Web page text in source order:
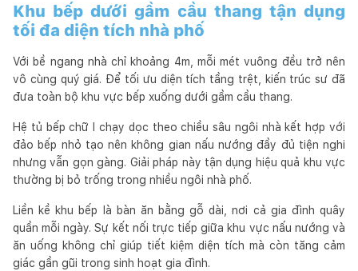
Khu bếp dưới gầm cầu thang tận dụng
tối đa diện tích nhà phố
Với bề ngang nhà chỉ khoảng 4m, mỗi mét vuông đều trở nên
vô cùng quý giá. Để tối ưu diện tích tầng trệt, kiến trúc sư đã
đưa toàn bộ khu vực bếp xuống dưới gầm cầu thang.
Hệ tủ bếp chữ I chạy dọc theo chiều sâu ngôi nhà kết hợp với
đảo bếp nhỏ tạo nên không gian nấu nướng đầy đủ tiện nghi
nhưng vẫn gọn gàng. Giải pháp này tận dụng hiệu quả khu vực
thường bị bỏ trống trong nhiều ngôi nhà phố.
Liền kề khu bếp là bàn ăn bằng gỗ dài, nơi cả gia đình quây
quần mỗi ngày. Sự kết nối trực tiếp giữa khu vực nấu nướng và
ăn uống không chỉ giúp tiết kiệm diện tích mà còn tăng cảm
giác gần gũi trong sinh hoạt gia đình.